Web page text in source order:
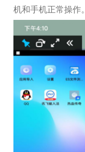
机和手机正常操作。